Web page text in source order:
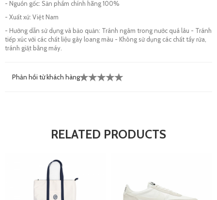
- Nguồn gốc: Sản phẩm chính hãng 100%
- Xuất xứ: Việt Nam
- Hướng dẫn sử dụng và bảo quản: Tránh ngâm trong nước quá lâu - Tránh
tiếp xúc với các chất liệu gây loang màu - Không sử dụng các chất tẩy rửa,
tránh giặt bằng máy.
Phản hồi từ khách hàng
RELATED PRODUCTS